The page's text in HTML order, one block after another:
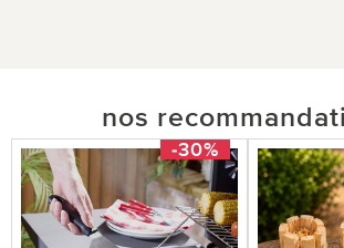
nos
-30%